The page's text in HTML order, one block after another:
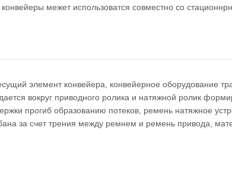
межет использоватся совместно со
элемент конвейера, конвейерное оборудование
вокруг приводного ролика и натяжной ролик
прогиб образованию потеков, ремень натяжное
за счет трения между ремнем и ремень привода,